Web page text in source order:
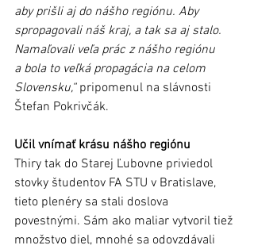
aby prišli aj do nášho regiónu. Aby
spropagovali náš kraj, a tak sa aj stalo.
Namaľovali veľa prác z nášho regiónu
a bola to veľká propagácia na celom
Slovensku,“ pripomenul na slávnosti
Štefan Pokrivčák.
Učil vnímať krásu nášho regiónu
Thiry tak do Starej Ľubovne priviedol
stovky študentov FA STU v Bratislave,
tieto plenéry sa stali doslova
povestnými. Sám ako maliar vytvoril tiež
množstvo diel, mnohé sa odovzdávali